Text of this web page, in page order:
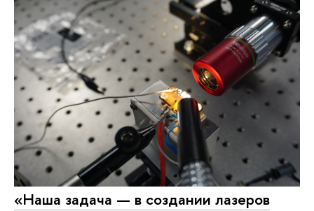
«Наша задача — в создании лазеров